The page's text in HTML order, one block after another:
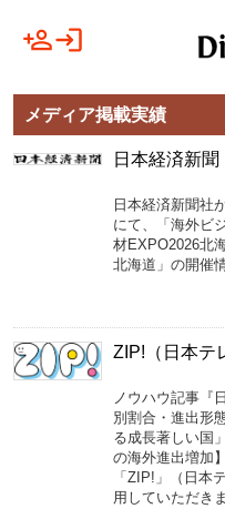
メディア掲載実績
日本経済新聞
日本経済新聞社
にて、「海外ビ
材EXPO2026北
北海道」の開催
ZIP!（日本テ
ノウハウ記事『
別割合・進出形
る成長著しい国
の海外進出増加
「ZIP!」（日本
用していただき